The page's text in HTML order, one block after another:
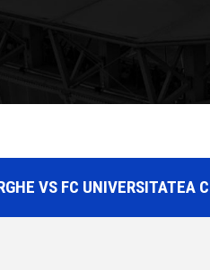
VS FC UNIVERSITATEA